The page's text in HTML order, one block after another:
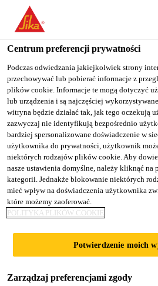
You are accessing "Sika Poland", it
from "Stany Zjednoczone". We have a
country.
TO
SIKA
USA
STAY ON
POLAND
Sika Poland
NE
Centrum preferencji prywatności
Podczas odwiedzania jakiejkolwiek strony
przechowywać lub pobierać informacje z
plików cookie. Informacje te mogą dotyczyć
lub urządzenia i są najczęściej
witryna będzie działać tak, jak tego oczekują
zazwyczaj nie identyfikują bezpośrednio
bardziej spersonalizowane doświadczenie w
użytkownika do prywatności, użytkownik
niektórych rodzajów plików cookie. Aby
nasze ustawienia domyślne, należy kliknąć na
kategorii. Jednakże blokowanie niektórych
mieć wpływ na doświadczenia użytkownika
które możemy zaoferować.
POLITYKA PLIKÓW COOKIE
Potwierdzenie moich
Zarządzaj preferencjami zgody